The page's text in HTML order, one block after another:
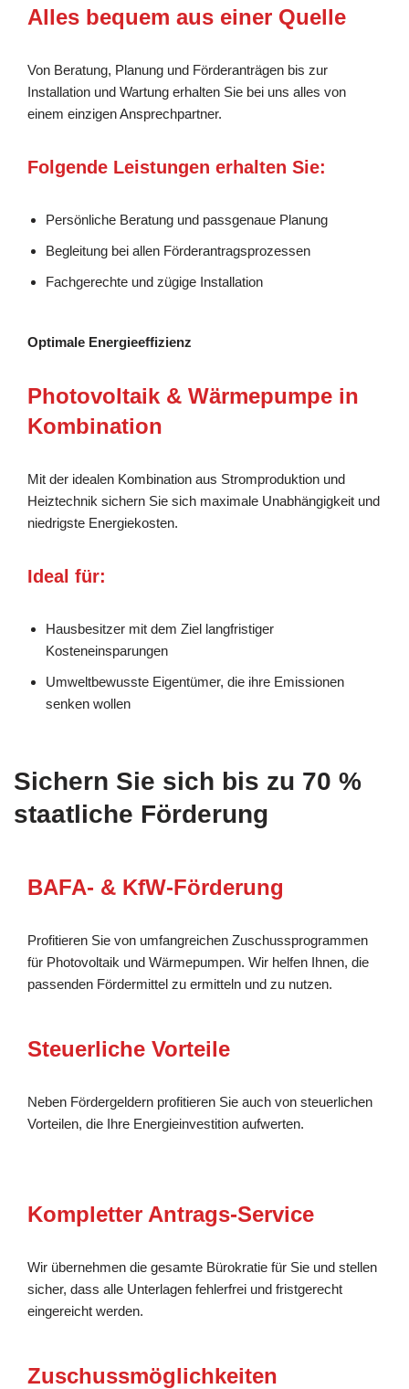
Alles bequem aus einer Quelle
Von Beratung, Planung und Förderanträgen bis zur
Installation und Wartung erhalten Sie bei uns alles von
einem einzigen Ansprechpartner.
Folgende Leistungen erhalten Sie:
Persönliche Beratung und passgenaue Planung
Begleitung bei allen Förderantragsprozessen
Fachgerechte und zügige Installation
Optimale Energieeffizienz
Photovoltaik & Wärmepumpe in
Kombination
Mit der idealen Kombination aus Stromproduktion und
Heiztechnik sichern Sie sich maximale Unabhängigkeit und
niedrigste Energiekosten.
Ideal für:
Hausbesitzer mit dem Ziel langfristiger
Kosteneinsparungen
Umweltbewusste Eigentümer, die ihre Emissionen
senken wollen
Sichern Sie sich bis zu 70 %
staatliche Förderung
BAFA- & KfW-Förderung
Profitieren Sie von umfangreichen Zuschussprogrammen
für Photovoltaik und Wärmepumpen. Wir helfen Ihnen, die
passenden Fördermittel zu ermitteln und zu nutzen.
Steuerliche Vorteile
Neben Fördergeldern profitieren Sie auch von steuerlichen
Vorteilen, die Ihre Energieinvestition aufwerten.
Kompletter Antrags-Service
Wir übernehmen die gesamte Bürokratie für Sie und stellen
sicher, dass alle Unterlagen fehlerfrei und fristgerecht
eingereicht werden.
Zuschussmöglichkeiten